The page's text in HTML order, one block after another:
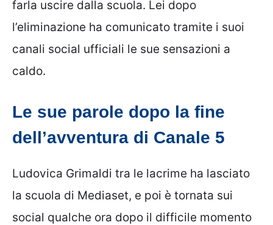
farla uscire dalla scuola. Lei dopo
l’eliminazione ha comunicato tramite i suoi
canali social ufficiali le sue sensazioni a
caldo.
Le sue parole dopo la fine
dell’avventura di Canale 5
Ludovica Grimaldi tra le lacrime ha lasciato
la scuola di Mediaset, e poi è tornata sui
social qualche ora dopo il difficile momento